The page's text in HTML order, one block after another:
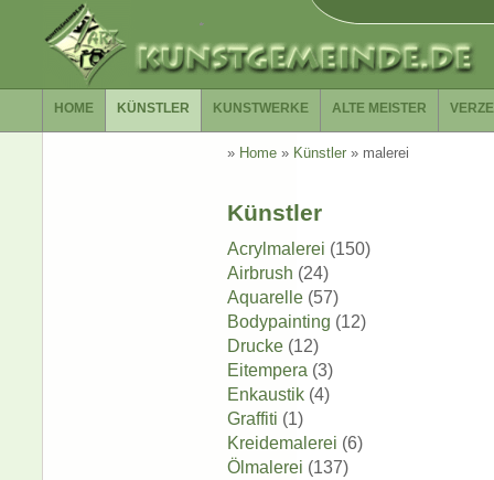
HOME KÜNSTLER KUNSTWERKE ALTE MEISTER
» Home » Künstler » malerei
Künstler
Acrylmalerei (150)
Airbrush (24)
Aquarelle (57)
Bodypainting (12)
Drucke (12)
Eitempera (3)
Enkaustik (4)
Graffiti (1)
Kreidemalerei (6)
Ölmalerei (137)